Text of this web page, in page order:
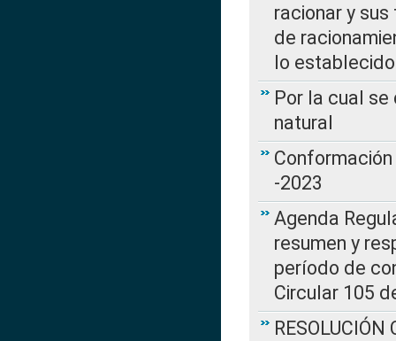
racionar y
de
lo
Por la cual
natural
-2023
Agenda
resumen y
período de
Circular 105